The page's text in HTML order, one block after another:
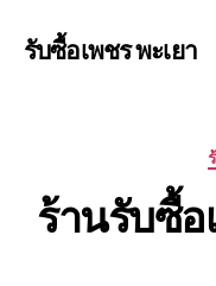
รับซื้อเพชร พะเยา
ร้านรับซื้อ